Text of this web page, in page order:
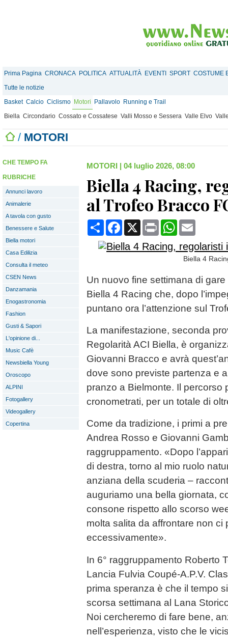
Prima Pagina CRONACA POLITICA ATTUALITÀ EVENTI SPORT COSTUME
Tutte le notizie
Basket Calcio Ciclismo Motori Pallavolo Running e Trail
Biella Circondario Cossato e Cossatese Valli Mosso e Sessera Valle Elvo
/ MOTORI
CHE TEMPO FA
RUBRICHE
Annunci lavoro
Animalerie
A tavola con gusto
Benessere e Salute
Biella motori
Casa Edilizia
Consulta il meteo
CSEN News
Danzamania
Enogastronomia
Fashion
Gusti & Sapori
L'opinione di...
Music Cafè
Newsbiella Young
Oroscopo
ALPINI
Fotogallery
Videogallery
Copertina
MOTORI | 04 luglio 2026, 08:00
Biella 4 Racing,
al Trofeo Bracco
CondividiFacebook
X Print WhatsApp
Biella 4
Un nuovo fine settimana di
Biella 4 Racing che, dopo
puntano ora l’attenzione sul
La manifestazione, seconda
Regolarità ACI Biella, è
Giovanni Bracco e avrà
dove sono previste partenza e
pranzo a Bielmonte. Il percorso
cronometrati, per un totale di
Come da tradizione, i primi a
Andrea Rosso e Giovanni
raggruppamento. «Dopo
di destra, torno al mio ruolo
anziana della scuderia –
auguriamo una bella giornata,
consone rispetto allo scorso
molta salita da affrontare non ci
eccessivamente».
In 6° raggruppamento Roberto
Lancia Fulvia Coupé-A.P.V.
prima speranza è che il tempo
scorsa settimana al Lana
Noi cercheremo di fare bene,
nell’esperienza, visto che le